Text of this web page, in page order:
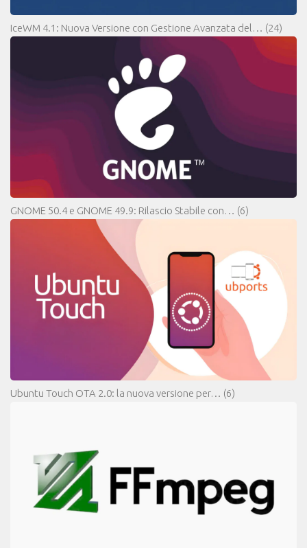
IceWM 4.1: Nuova Versione con Gestione Avanzata del… (24)
GNOME 50.4 e GNOME 49.9: Rilascio Stabile con… (6)
Ubuntu Touch OTA 2.0: la nuova versione per… (6)